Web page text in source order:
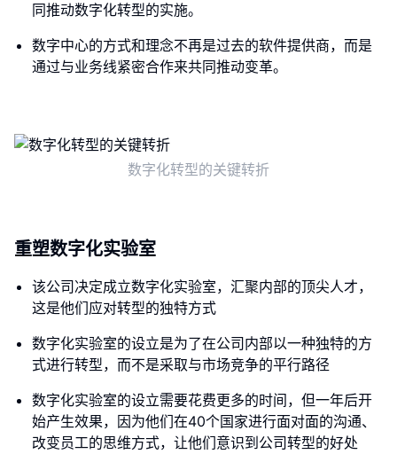
同推动数字化转型的实施。
数字中心的方式和理念不再是过去的软件提供商，而是
通过与业务线紧密合作来共同推动变革。
数字化转型的关键转折
重塑数字化实验室
该公司决定成立数字化实验室，汇聚内部的顶尖人才，
这是他们应对转型的独特方式
数字化实验室的设立是为了在公司内部以一种独特的方
式进行转型，而不是采取与市场竞争的平行路径
数字化实验室的设立需要花费更多的时间，但一年后开
始产生效果，因为他们在40个国家进行面对面的沟通、
改变员工的思维方式，让他们意识到公司转型的好处